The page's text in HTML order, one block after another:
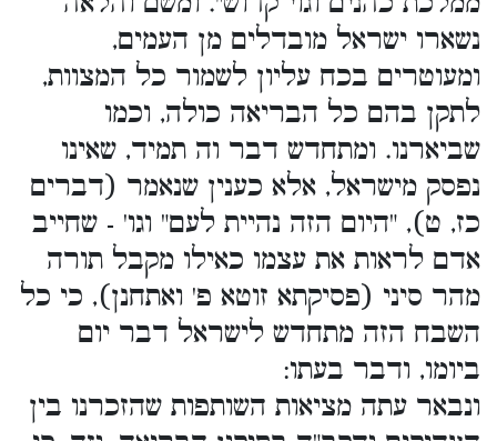
נשארו ישראל מובדלים מן העמים,
ומעוטרים בכח עליון לשמור כל המצוות,
לתקן בהם כל הבריאה כולה, וכמו
שביארנו. ומתחדש דבר וה תמיד, שאינו
נפסק מישראל, אלא כענין שנאמר (דברים
כז, ט), "היום הזה נהיית לעם" וגו' - שחייב
אדם לראות את עצמו כאילו מקבל תורה
מהר סיני (פסיקתא זוטא פ' ואתחנן), כי כל
השבח הזה מתחדש לישראל דבר יום
ביומו, ודבר בעתו:
ונבאר עתה מציאות השותפות שהזכרנו בין